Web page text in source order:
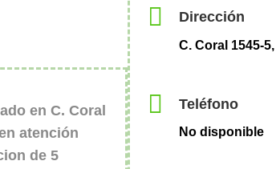
en C. Coral
atención
de 5
Dirección
C. Coral 1545-
Teléfono
No disponible